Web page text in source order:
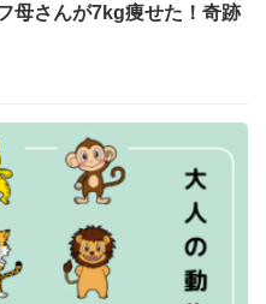
母さんが7kg痩せた！奇跡